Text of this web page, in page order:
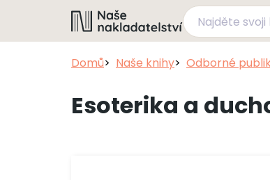
Domů Naše knihy Odborné
Esoterika a